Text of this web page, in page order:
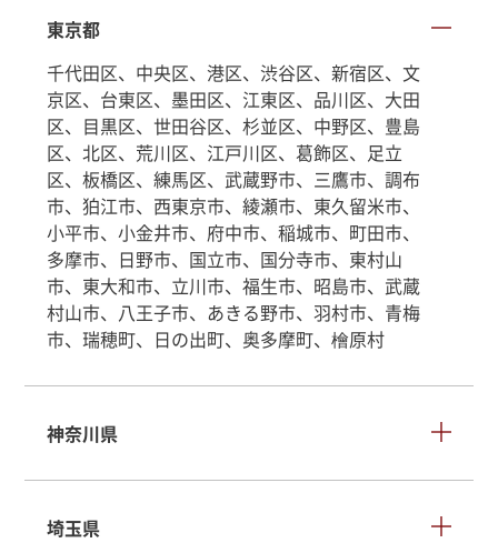
東京都
千代田区、中央区、港区、渋谷区、新宿区、文
京区、台東区、墨田区、江東区、品川区、大田
区、目黒区、世田谷区、杉並区、中野区、豊島
区、北区、荒川区、江戸川区、葛飾区、足立
区、板橋区、練馬区、武蔵野市、三鷹市、調布
市、狛江市、西東京市、綾瀬市、東久留米市、
小平市、小金井市、府中市、稲城市、町田市、
多摩市、日野市、国立市、国分寺市、東村山
市、東大和市、立川市、福生市、昭島市、武蔵
村山市、八王子市、あきる野市、羽村市、青梅
市、瑞穂町、日の出町、奥多摩町、檜原村
神奈川県
埼玉県